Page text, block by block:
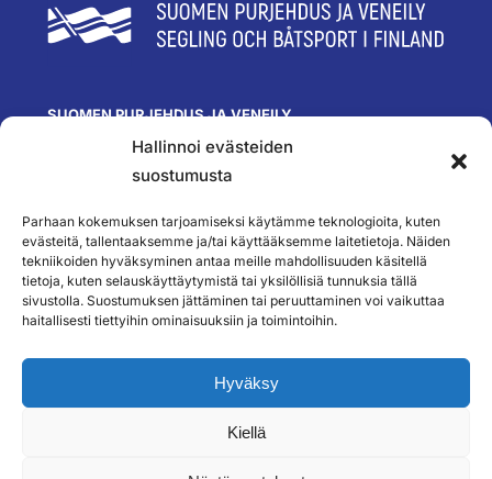
Hallinnoi evästeiden
suostumusta
Parhaan kokemuksen tarjoamiseksi käytämme teknologioita, kuten
evästeitä, tallentaaksemme ja/tai käyttääksemme laitetietoja. Näiden
tekniikoiden hyväksyminen antaa meille mahdollisuuden käsitellä
tietoja, kuten selauskäyttäytymistä tai yksilöllisiä tunnuksia tällä
sivustolla. Suostumuksen jättäminen tai peruuttaminen voi vaikuttaa
haitallisesti tiettyihin ominaisuuksiin ja toimintoihin.
Hyväksy
Kiellä
SUOMEN PURJEHDUS JA VENEILY
Olympiastadion
Paavo Nurmen tie 1
toimisto@spv.fi
Yhteystiedot
SEURAA MEITÄ
TILAA UUTISKIRJEEMME